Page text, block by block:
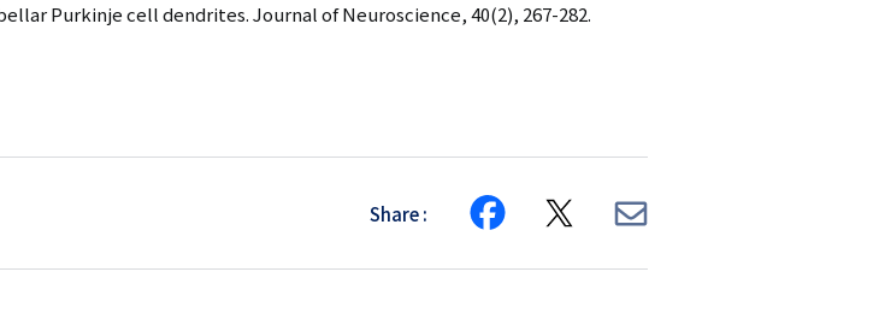
Purkinje cell dendrites. Journal of Neuroscience, 40(2), 267-282.
Share Share Share